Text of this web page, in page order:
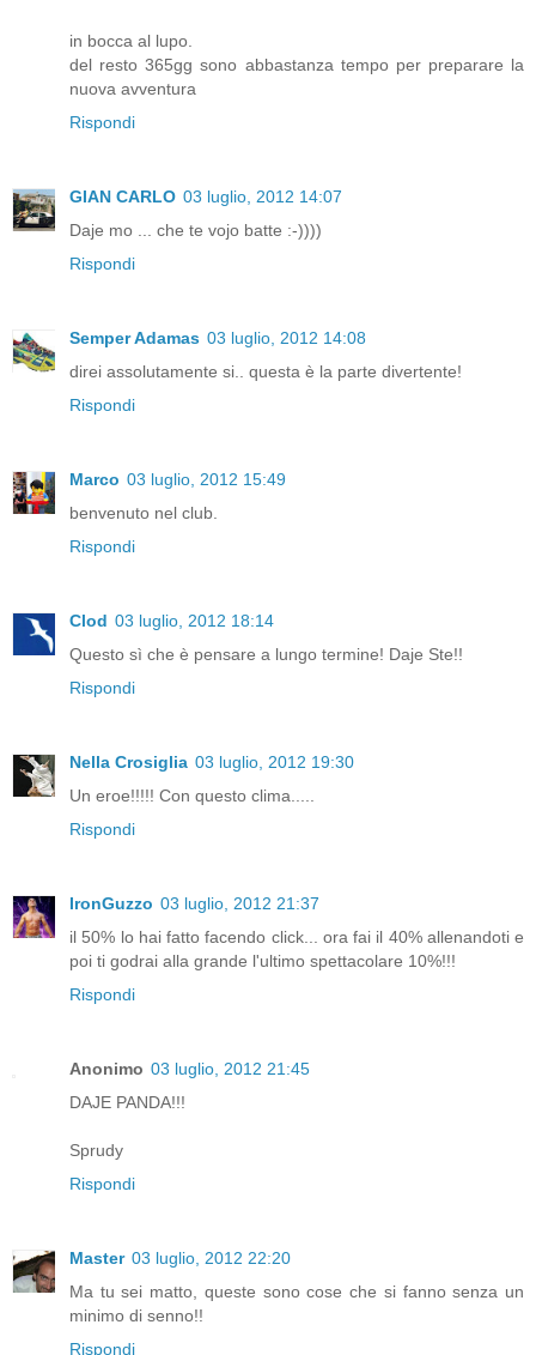
in bocca al lupo.
del resto 365gg sono abbastanza tempo per preparare la
nuova avventura
Rispondi
GIAN CARLO 03 luglio, 2012 14:07
Daje mo ... che te vojo batte :-))))
Rispondi
Semper Adamas 03 luglio, 2012 14:08
direi assolutamente si.. questa è la parte divertente!
Rispondi
Marco 03 luglio, 2012 15:49
benvenuto nel club.
Rispondi
Clod 03 luglio, 2012 18:14
Questo sì che è pensare a lungo termine! Daje Ste!!
Rispondi
Nella Crosiglia 03 luglio, 2012 19:30
Un eroe!!!!! Con questo clima.....
Rispondi
IronGuzzo 03 luglio, 2012 21:37
il 50% lo hai fatto facendo click... ora fai il 40% allenandoti e
poi ti godrai alla grande l'ultimo spettacolare 10%!!!
Rispondi
Anonimo 03 luglio, 2012 21:45
DAJE PANDA!!!
Sprudy
Rispondi
Master 03 luglio, 2012 22:20
Ma tu sei matto, queste sono cose che si fanno senza un
minimo di senno!!
Rispondi